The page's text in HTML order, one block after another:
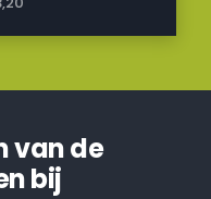
van de
bij